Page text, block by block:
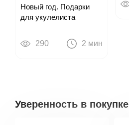
Новый год. Подарки
для укулелиста
290 2 мин
Уверенность в покупке